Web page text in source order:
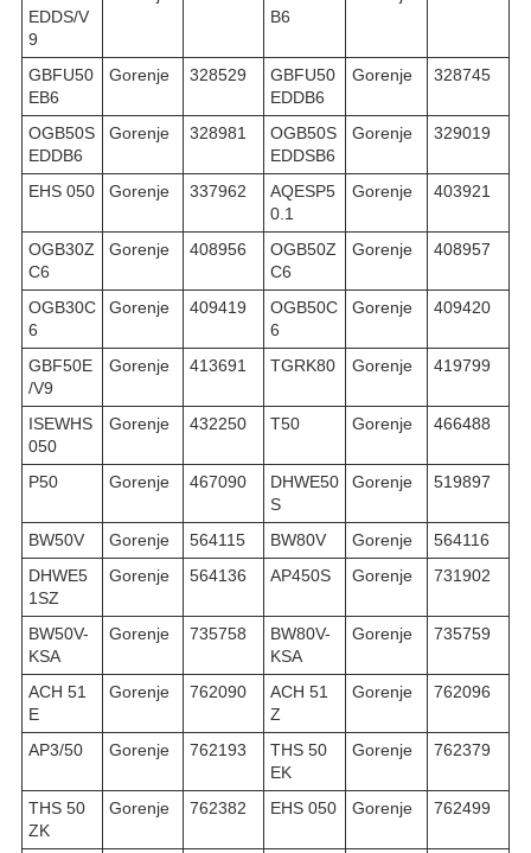
EDDS/V
9
B6
GBFU50
EB6
Gorenje 328529
GBFU50
EDDB6
Gorenje 328745
OGB50S
EDDB6
Gorenje 328981
OGB50S
EDDSB6
Gorenje 329019
EHS 050 Gorenje 337962
AQESP5
0.1
Gorenje 403921
OGB30Z
C6
Gorenje 408956
OGB50Z
C6
Gorenje 408957
OGB30C
6
Gorenje 409419
OGB50C
6
Gorenje 409420
GBF50E
/V9
Gorenje 413691 TGRK80 Gorenje 419799
ISEWHS
050
Gorenje 432250 T50 Gorenje 466488
P50 Gorenje 467090
DHWE50
S
Gorenje 519897
BW50V Gorenje 564115 BW80V Gorenje
564116
DHWE5
1SZ
Gorenje 564136 AP450S Gorenje 731902
BW50V-
KSA
Gorenje 735758
BW80V-
KSA
Gorenje 735759
ACH 51
E
Gorenje 762090
ACH 51
Z
Gorenje 762096
AP3/50 Gorenje 762193
THS 50
EK
Gorenje 762379
THS 50
ZK
Gorenje 762382 EHS 050 Gorenje 762499